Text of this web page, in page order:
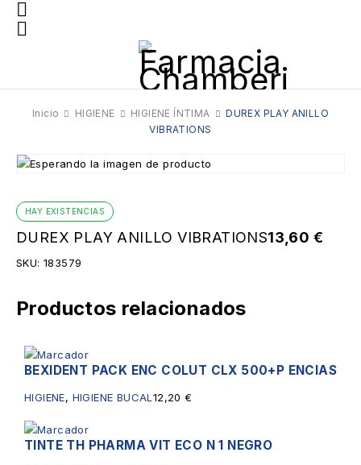
Inicio HIGIENE HIGIENE ÍNTIMA
DUREX PLAY ANILLO
VIBRATIONS
HAY EXISTENCIAS
DUREX PLAY ANILLO VIBRATIONS13,60 €
SKU: 183579
Productos relacionados
BEXIDENT PACK ENC COLUT CLX 500+P ENCIAS
HIGIENE, HIGIENE BUCAL 12,20€
TINTE TH PHARMA VIT ECO N 1 NEGRO